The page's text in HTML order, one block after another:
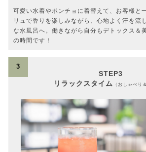
可愛い水着やポンチョに着替えて、お客様と
リュで香りを楽しみながら、心地よく汗を流
な水風呂へ。働きながら自分もデトックス＆
の時間です！
3
STEP3
リラックスタイム （おしゃべり